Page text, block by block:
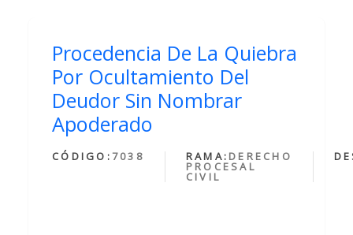
Procedencia De La Quiebra
Por Ocultamiento Del
Deudor Sin Nombrar
Apoderado
CÓDIGO: 7038 RAMA: DERECHO
PROCESAL
CIVIL